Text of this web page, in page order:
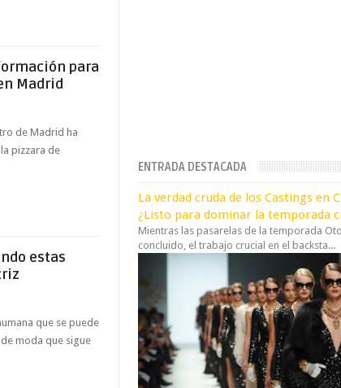
para
Madrid
de Madrid ha
pizzara de
estas
que se puede
moda que sigue
ENTRADA DESTACADA
La verdad cruda de los Castings en
¿Listo para dominar la temporada
Mientras las pasarelas de la temporada
concluido, el trabajo crucial en el backsta...